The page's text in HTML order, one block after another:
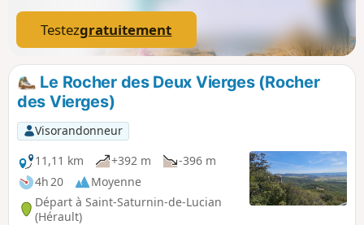
Testezgratuitement
Le Rocher des Deux Vierges (Rocher
des Vierges)
Visorandonneur
11,11 km
+392 m
-396 m
4h 20
Moyenne
Départ à Saint-Saturnin-de-Lucian
(Hérault)